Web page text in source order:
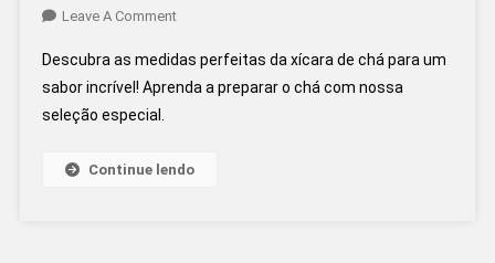
Leave A CommentOn
As
Medidas
De
Descubra as medidas perfeitas da xícara de chá para um
sabor incrível! Aprenda a preparar o chá com nossa
seleção especial.
Continue lendo